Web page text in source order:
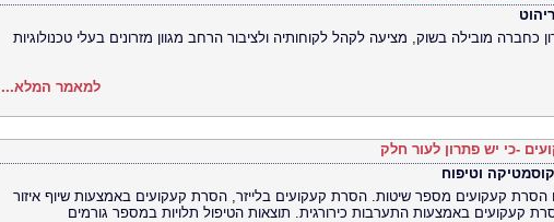
ריהוט
כחברה מובילה בשוק, מציעה לקהל לקוחותיה ולציבור הרחב מגוון מזרונים בעלי טכנולוגיות
למאמר המלא...
-כי יש פתרון לעור חלק
קוסמטיקה וטיפוח
הסרת קעקועים מספר שיטות. הסרת קעקועים בלייזר, הסרת קעקועים באמצעות שיוף איזור
קעקועים באמצעות התערבות כירורגית. תוצאות הטיפול תלויות במספר גורמים